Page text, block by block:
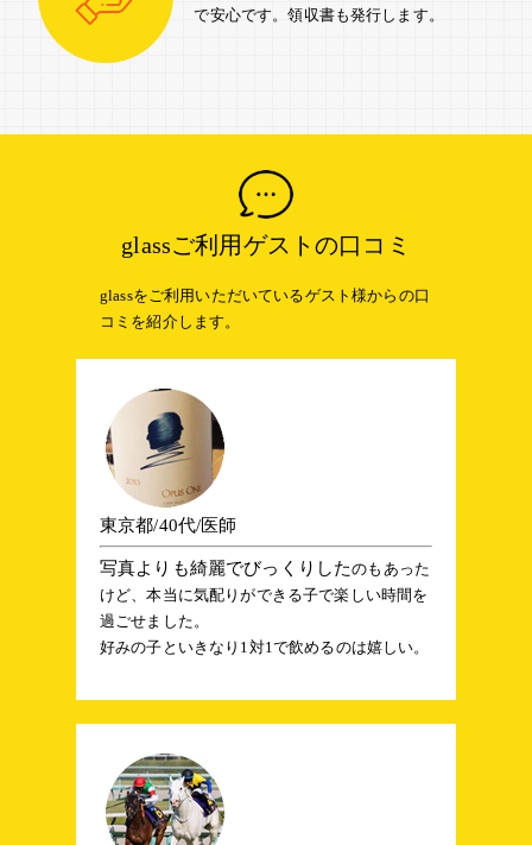
で安心です。領収書も発行します。
glassご利用ゲストの口コミ
glassをご利用いただいているゲスト様からの口
コミを紹介します。
東京都/40代/医師
写真よりも綺麗でびっくりしたのもあった
けど、本当に気配りができる子で楽しい時間を
過ごせました。
好みの子といきなり1対1で飲めるのは嬉しい。